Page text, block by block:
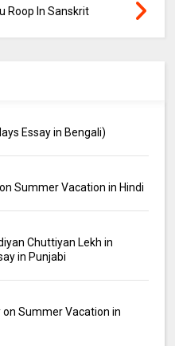
Roop In Sanskrit
Essay in Bengali)
on Summer Vacation in Hindi
Chuttiyan Lekh in
in Punjabi
Summer Vacation in